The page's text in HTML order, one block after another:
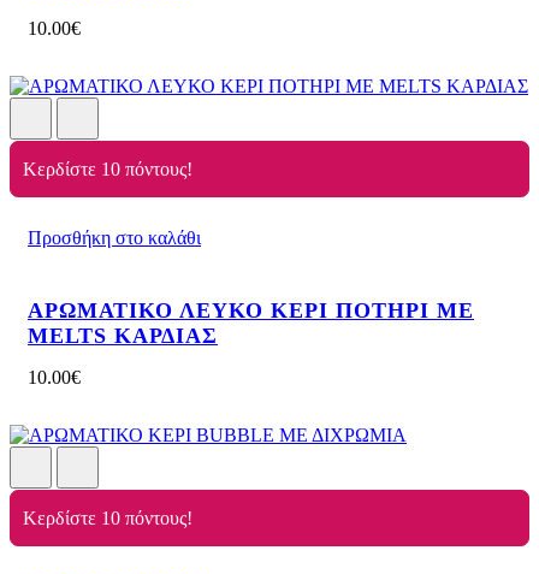
10.00€
Κερδίστε 10 πόντους!
Προσθήκη στο καλάθι
ΑΡΩΜΑΤΙΚΟ ΛΕΥΚΟ ΚΕΡΙ ΠΟΤΗΡΙ ΜΕ
MELTS ΚΑΡΔΙΑΣ
10.00€
Κερδίστε 10 πόντους!